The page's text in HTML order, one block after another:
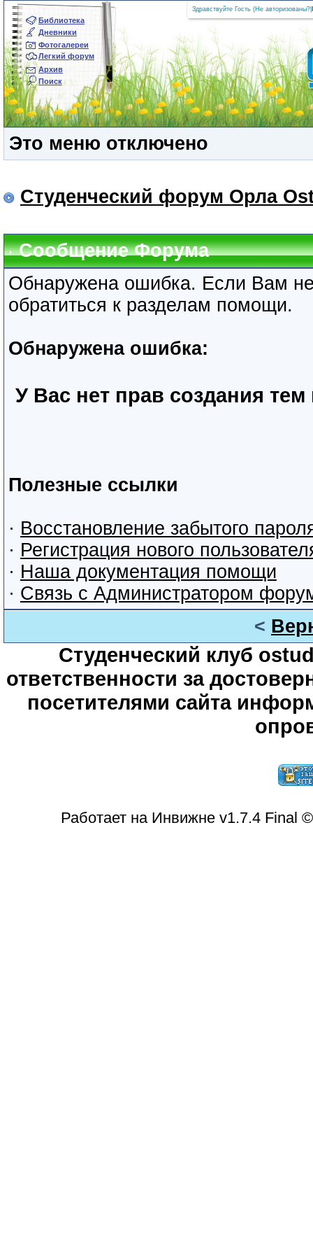
Библиотека
Дневники
Фотогалереи
Легкий форум
Архив
Поиск
Здравствуйте Гость (Не авторизованы?
Это меню отключено
Студенческий форум Орла
Сообщение Форума
Обнаружена ошибка. Если Вам
обратиться к разделам помощи.
Обнаружена ошибка:
У Вас нет прав создания
Полезные ссылки
· Восстановление забытого
· Регистрация нового
· Наша документация помощи
· Связь с Администратором
<
Студенческий клуб
ответственности за
посетителями сайта
Работает на Инвижне v1.7.4 Final